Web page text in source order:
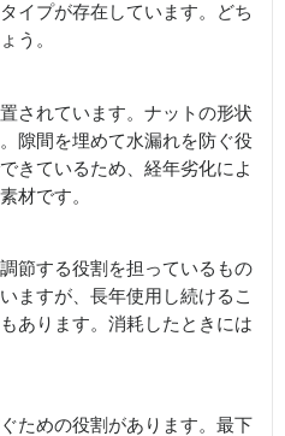
イプが存在しています。どち
う。
されています。ナットの形状
隙間を埋めて水漏れを防ぐ役
きているため、経年劣化によ
材です。
節する役割を担っているもの
ますが、長年使用し続けるこ
あります。消耗したときには
ための役割があります。最下